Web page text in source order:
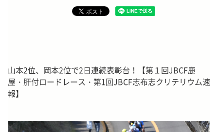
山本2位、岡本2位で2日連続表彰台！【第１回JBCF鹿
屋・肝付ロードレース・第1回JBCF志布志クリテリウム速
報】